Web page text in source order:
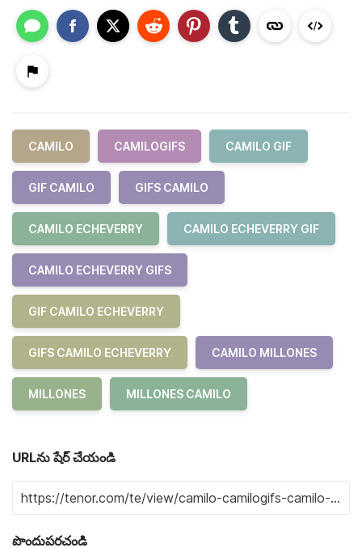
CAMILO CAMILOGIFS CAMILO GIF
GIF CAMILO GIFS CAMILO
CAMILO ECHEVERRY CAMILO ECHEVERRY GIF
CAMILO ECHEVERRY GIFS
GIF CAMILO ECHEVERRY
GIFS CAMILO ECHEVERRY CAMILO MILLONES
MILLONES MILLONES CAMILO
URLను షేర్ చేయండి
పొందుపరచండి